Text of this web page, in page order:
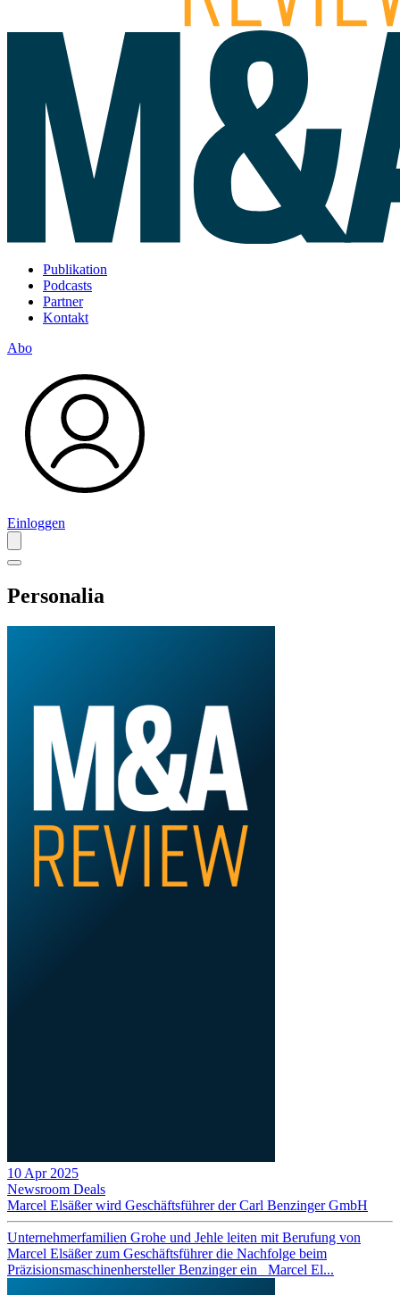
Publikation
Podcasts
Partner
Kontakt
Abo
Einloggen
Personalia
10 Apr 2025
Newsroom Deals
Marcel Elsäßer wird Geschäftsführer der Carl Benzinger GmbH
Unternehmerfamilien Grohe und Jehle leiten mit Berufung von
Marcel Elsäßer zum Geschäftsführer die Nachfolge beim
Präzisionsmaschinenhersteller Benzinger ein Marcel El...